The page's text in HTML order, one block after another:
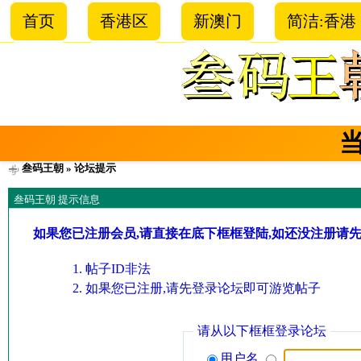
首页 香港区 新澳门 简洁:香港
叁码王朝 » 论坛提示
叁码王朝 提示信息
如果您已注册会员,请直接在底下框框登陆,如还没注册请
帖子ID非法
如果您已注册,请先登录论坛即可游览帖子
请从以下框框登录论坛
用户名